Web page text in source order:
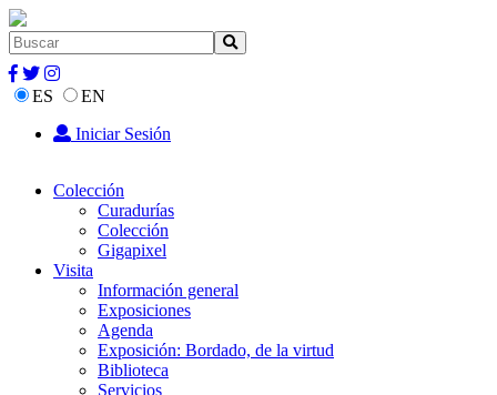
ES
EN
Iniciar Sesión
Colección
Curadurías
Colección
Gigapixel
Visita
Información general
Exposiciones
Agenda
Exposición: Bordado, de la virtud
Biblioteca
Servicios